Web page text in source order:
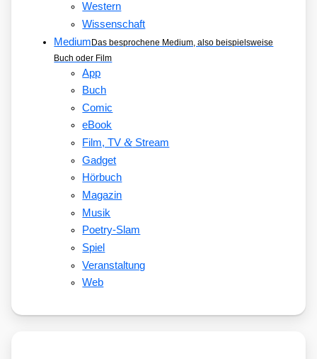
Western
Wissenschaft
MediumDas besprochene Medium, also beispielsweise
Buch oder Film
App
Buch
Comic
eBook
Film, TV&Stream
Gadget
Hörbuch
Magazin
Musik
Poetry-Slam
Spiel
Veranstaltung
Web